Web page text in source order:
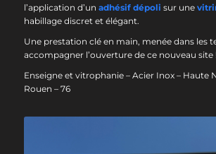
l’application d’un adhésif dépoli sur une
habillage discret et élégant.
Une prestation clé en main, menée dans les
accompagner l’ouverture de ce nouveau site !
Enseigne et vitrophanie – Acier Inox – Haute
Rouen – 76